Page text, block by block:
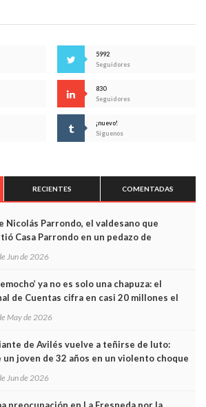
5992
Seguidores
830
Seguidores
¡nuevo!
Síguenos
RECIENTES COMENTADAS
Nicolás Parrondo, el valdesano que
Casa Parrondo en un pedazo de
en Madrid
Jun de 2026
ya no es solo una chapuza: el
de Cuentas cifra en casi 20 millones el
de los trenes que no cabían por los
May de 2026
de Avilés vuelve a teñirse de luto:
un joven de 32 años en un violento choque
Jun de 2026